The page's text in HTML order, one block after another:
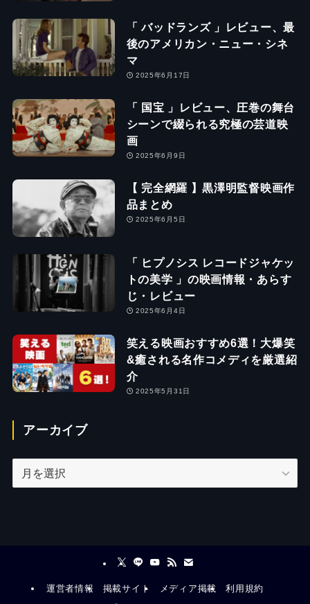
「 バッドランズ 」レビュー、最
後のアメリカン・ニュー・シネ
マ
2025年6月17日
「 国宝 」レビュー、圧巻の舞台
シーンで綴られる究極の芸道映
画
2025年6月9日
【 完全網羅 】黒澤明監督映画作
品まとめ
2025年6月5日
「 ヒプノシス レコードジャケッ
トの美学 」の映画情報・あらす
じ・レビュー
2025年6月4日
笑える映画おすすめ6選！大爆笑
&癒される名作コメディを厳選紹
介
2025年5月31日
アーカイブ
ー
運営者情報 掲載サイト メディア掲載
利用規約